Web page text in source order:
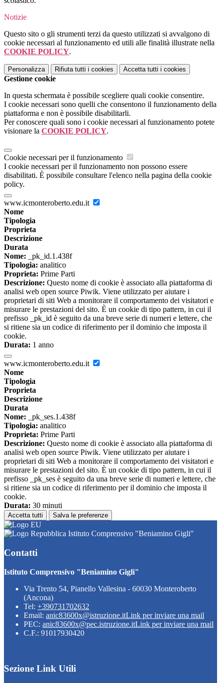
Notizie
Questo sito o gli strumenti terzi da questo utilizzati si avvalgono di
cookie necessari al funzionamento ed utili alle finalità illustrate nella
COOKIE POLICY.
Personalizza Rifiuta tutti i cookies Accetta tutti i cookies
Gestione cookie
In questa schermata è possibile scegliere quali cookie consentire.
I cookie necessari sono quelli che consentono il funzionamento della
piattaforma e non è possibile disabilitarli.
Per conoscere quali sono i cookie necessari al funzionamento potete
visionare la COOKIE POLICY.
Cookie necessari per il funzionamento
I cookie necessari per il funzionamento non possono essere
disabilitati. È possibile consultare l'elenco nella pagina della cookie
policy.
www.icmonteroberto.edu.it
Nome
Tipologia
Proprieta
Descrizione
Durata
Nome: _pk_id.1.438f
Tipologia: analitico
Proprieta: Prime Parti
Descrizione: Questo nome di cookie è associato alla piattaforma di
analisi web open source Piwik. Viene utilizzato per aiutare i
proprietari di siti Web a monitorare il comportamento dei visitatori e
misurare le prestazioni del sito. È un cookie di tipo pattern, in cui il
prefisso _pk_id è seguito da una breve serie di numeri e lettere, che
si ritiene sia un codice di riferimento per il dominio che imposta il
cookie.
Durata: 1 anno
www.icmonteroberto.edu.it
Nome
Tipologia
Proprieta
Descrizione
Durata
Nome: _pk_ses.1.438f
Tipologia: analitico
Proprieta: Prime Parti
Descrizione: Questo nome di cookie è associato alla piattaforma di
analisi web open source Piwik. Viene utilizzato per aiutare i
proprietari di siti Web a monitorare il comportamento dei visitatori e
misurare le prestazioni del sito. È un cookie di tipo pattern, in cui il
prefisso _pk_ses è seguito da una breve serie di numeri e lettere, che
si ritiene sia un codice di riferimento per il dominio che imposta il
cookie.
Durata: 30 minuti
Accetta tutti Salva le preferenze
Istituto Comprensivo "Beniamino Gigli"
Contatti
Istituto Comprensivo "Beniamino Gigli"
Via Trento 54, Pianello Vallesina - 60030 Monteroberto
(Ancona)
Tel: +390731702632
Email: anic83600x@istruzione.itLink per inviare una mail
PEC: anic83600x@pec.istruzione.itLink per inviare una mail
C.F.: 91017930420
Sezione Link Utili